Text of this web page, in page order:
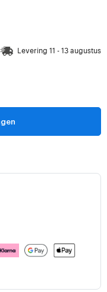
Levering 11 - 13 augustus